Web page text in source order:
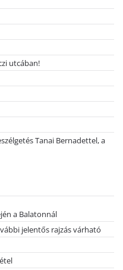
utcában!
Tanai Bernadettel, a
a Balatonnál
jelentős rajzás várható